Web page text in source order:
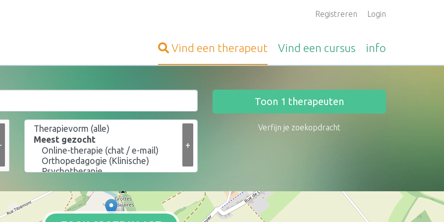
Registreren Login
Vind een therapeut Vind een cursus info
+
Toon 1 therapeuten
Verfijn je zoekopdracht